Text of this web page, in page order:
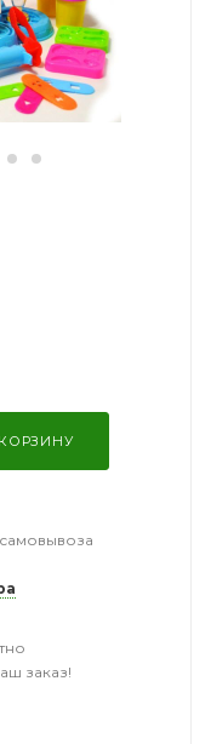
заказ!